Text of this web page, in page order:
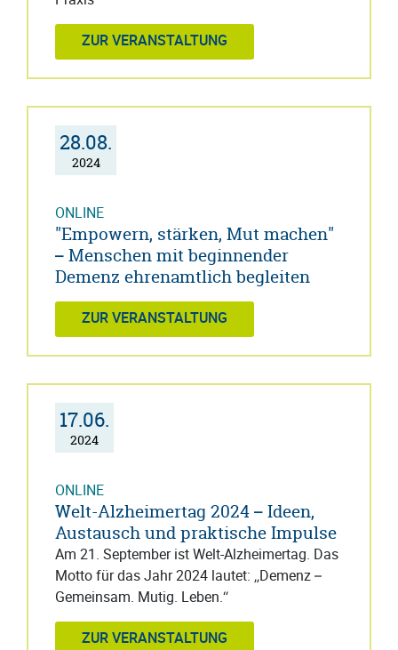
ZUR VERANSTALTUNG
28.08.
2024
ONLINE
"Empowern, stärken, Mut machen"
– Menschen mit beginnender
Demenz ehrenamtlich begleiten
ZUR VERANSTALTUNG
17.06.
2024
ONLINE
Welt-Alzheimertag 2024 – Ideen,
Austausch und praktische Impulse
Am 21. September ist Welt-Alzheimertag. Das
Motto für das Jahr 2024 lautet: „Demenz –
Gemeinsam. Mutig. Leben.“
ZUR VERANSTALTUNG